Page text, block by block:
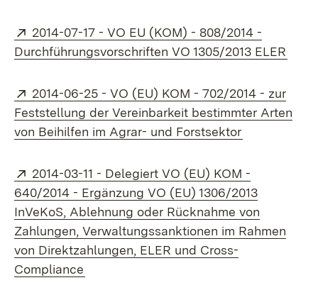
Extern:
2014-07-17 - VO EU (KOM) - 808/2014 -
Durchführungsvorschriften VO 1305/2013 ELER
Extern:
2014-06-25 - VO (EU) KOM - 702/2014 - zur
Feststellung der Vereinbarkeit bestimmter Arten
von Beihilfen im Agrar- und Forstsektor
Extern:
2014-03-11 - Delegiert VO (EU) KOM -
640/2014 - Ergänzung VO (EU) 1306/2013
InVeKoS, Ablehnung oder Rücknahme von
Zahlungen, Verwaltungssanktionen im Rahmen
von Direktzahlungen, ELER und Cross-
Compliance